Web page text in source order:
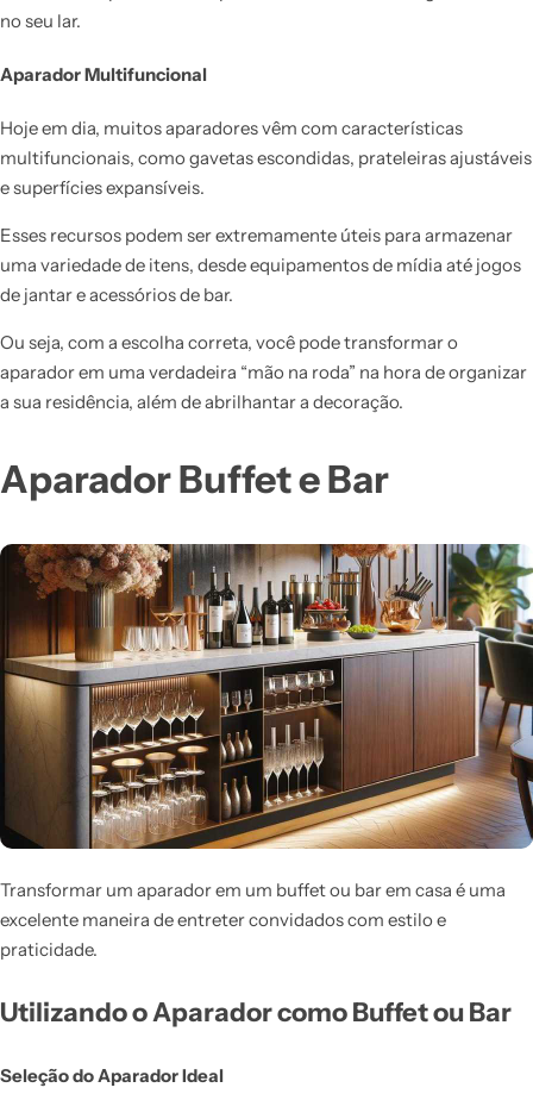
no seu lar.
Aparador Multifuncional
Hoje em dia, muitos aparadores vêm com características
multifuncionais, como gavetas escondidas, prateleiras ajustáveis
e superfícies expansíveis.
Esses recursos podem ser extremamente úteis para armazenar
uma variedade de itens, desde equipamentos de mídia até jogos
de jantar e acessórios de bar.
Ou seja, com a escolha correta, você pode transformar o
aparador em uma verdadeira “mão na roda” na hora de organizar
a sua residência, além de abrilhantar a decoração.
Aparador Buffet e Bar
Transformar um aparador em um buffet ou bar em casa é uma
excelente maneira de entreter convidados com estilo e
praticidade.
Utilizando o Aparador como Buffet ou Bar
Seleção do Aparador Ideal